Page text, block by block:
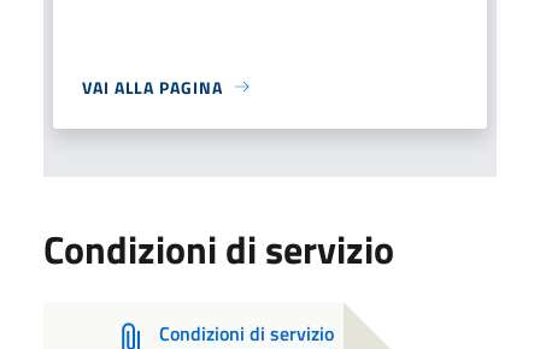
VAI ALLA PAGINA
Condizioni di servizio
Condizioni di servizio